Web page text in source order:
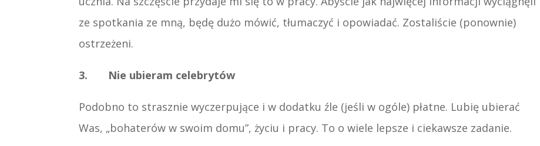
ze spotkania ze mną, będę dużo mówić, tłumaczyć i opowiadać. Zostaliście (ponownie)
ostrzeżeni.
3. Nie ubieram celebrytów
Podobno to strasznie wyczerpujące i w dodatku źle (jeśli w ogóle) płatne. Lubię ubierać
Was, „bohaterów w swoim domu”, życiu i pracy. To o wiele lepsze i ciekawsze zadanie.